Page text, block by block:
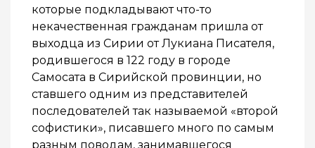
которые подкладывают что-то
некачественная гражданам пришла от
выходца из Сирии от Лукиана Писателя,
родившегося в 122 году в городе
Самосата в Сирийской провинции, но
ставшего одним из представителей
последователей так называемой «второй
софистики», писавшего много по самым
разным поводам, занимавшегося